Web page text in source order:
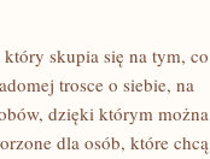
skupia się na tym, co
trosce o siebie, na
dzięki którym można
dla osób, które chcą